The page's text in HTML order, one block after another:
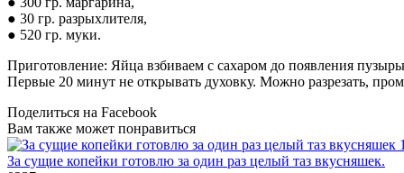
● 30 гр. разрыхлителя,
● 520 гр. муки.
Приготовление: Яйца взбиваем с сахаром до появления
Первые 20 минут не открывать духовку. Можно разрезать,
Поделиться на Facebook
Вам также может понравиться
За сущие копейки готовлю за один раз целый таз вкусняшек.